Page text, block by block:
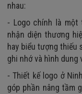
nhau:
- Logo chính là một
nhận diện thương
hay biểu tượng thiếu
ghi nhớ và hình dung
- Thiết kế logo ở
góp phần nâng tầm